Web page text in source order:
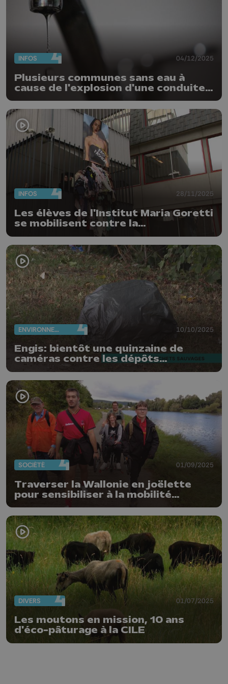
INFOS 04/12/2025
Plusieurs communes sans eau à
cause de l'explosion d'une conduite à
Saint-Georges
INFOS 28/11/2025
Les élèves de l'Institut Maria Goretti
se mobilisent contre la
surconsommation
ENVIRONNEMENT 10/10/2025
Engis: bientôt une quinzaine de
caméras contre les dépôts
clandestins
SOCIÉTÉ 01/09/2025
Traverser la Wallonie en joëlette
pour sensibiliser à la mobilité
inclusive
DIVERS 01/07/2025
Les moutons en mission, 10 ans
d'éco-pâturage à la CILE